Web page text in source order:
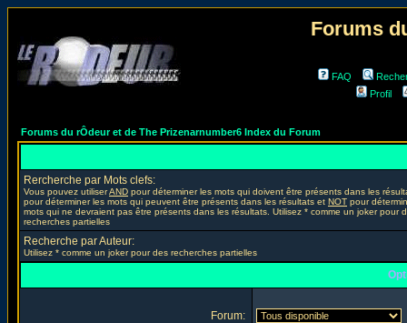
Forums
FAQ
Profil
Forums du rÔdeur et de The Prizenarnumber6 Index du Forum
Rercherche par Mots clefs:
Vous pouvez utiliserAND pour déterminer les mots qui doivent être présents dans les
pour déterminer les mots qui peuvent être présents dans les résultats et NOT pour
mots qui ne devraient pas être présents dans les résultats. Utilisez * comme un joker pour
recherches partielles
Recherche par Auteur:
Utilisez * comme un joker pour des recherches partielles
Forum: